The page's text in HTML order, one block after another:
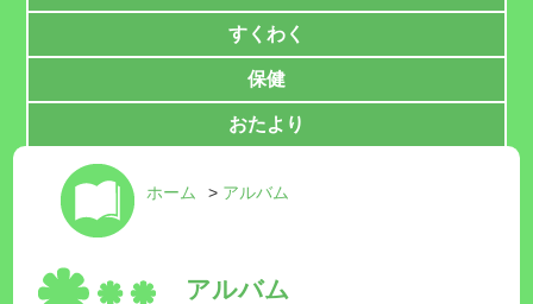
すくわく
保健
おたより
ホーム > アルバム
アルバム